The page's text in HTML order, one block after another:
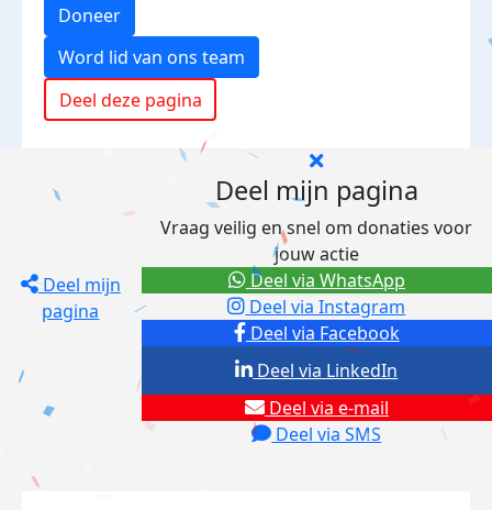
Doneer
Word lid van ons team
Deel deze pagina
Deel mijn
pagina
Deel mijn pagina
Vraag veilig en snel om donaties voor
jouw actie
Deel via Facebook
Deel via Instagram
Deel via e-mail
Deel via SMS
Deel via LinkedIn
Deel via WhatsApp